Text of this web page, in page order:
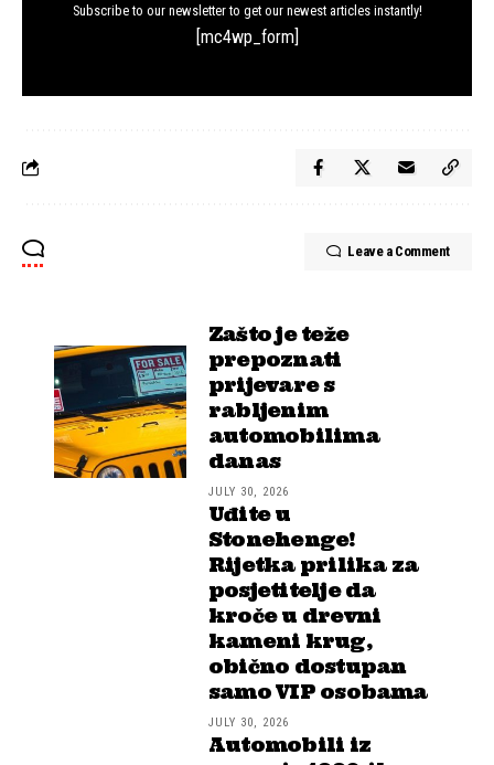
Subscribe to our newsletter to get our newest articles instantly!
[mc4wp_form]
Leave a Comment
Zašto je teže
prepoznati
prijevare s
rabljenim
automobilima
danas
JULY 30, 2026
Uđite u
Stonehenge!
Rijetka prilika za
posjetitelje da
kroče u drevni
kameni krug,
obično dostupan
samo VIP osobama
JULY 30, 2026
Automobili iz